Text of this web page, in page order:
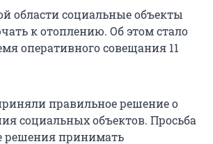
области социальные объекты
к отоплению. Об этом стало
оперативного совещания 11
правильное решение о
социальных объектов. Просьба
решения принимать